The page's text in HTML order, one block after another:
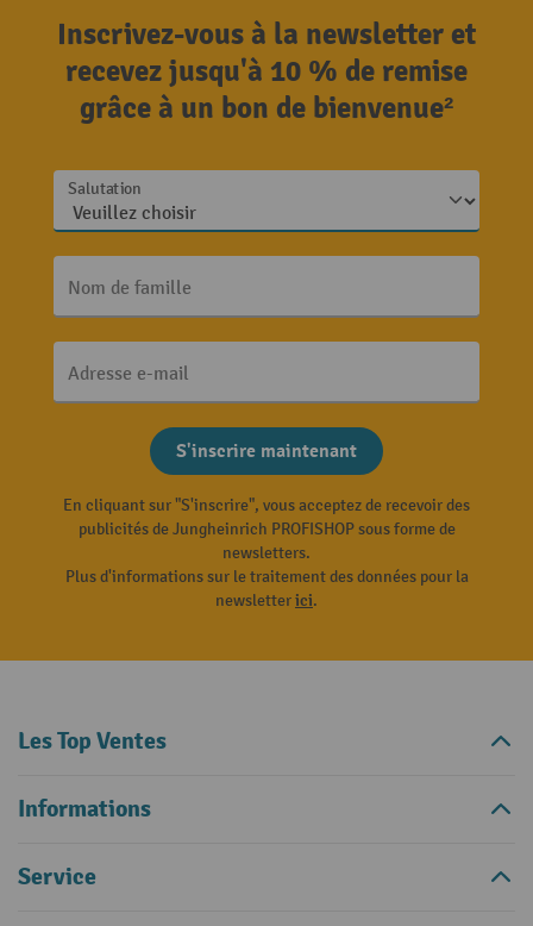
Inscrivez-vous à la newsletter et
recevez jusqu'à 10 % de remise
grâce à un bon de bienvenue²
Salutation
Nom de famille
Adresse e-mail
S'inscrire maintenant
En cliquant sur "S'inscrire", vous acceptez de recevoir des
publicités de Jungheinrich PROFISHOP sous forme de
newsletters.
Plus d'informations sur le traitement des données pour la
newsletterici.
Les Top Ventes
Informations
Service